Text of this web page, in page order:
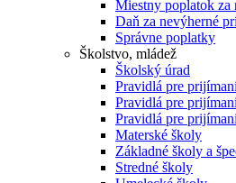
Miestny poplatok za
Daň za nevýherné
Správne poplatky
Školstvo, mládež
Školský úrad
Pravidlá pre
Pravidlá pre
Pravidlá pre
Materské školy
Základné školy a
Stredné školy